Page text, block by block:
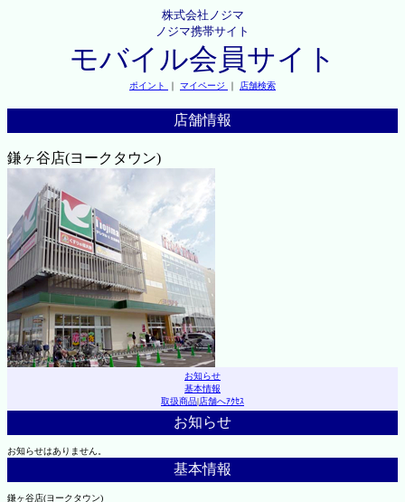
株式会社ノジマ
ノジマ携帯サイト
モバイル会員サイト
ポイント ｜ マイページ ｜ 店舗検索
店舗情報
鎌ヶ谷店(ヨークタウン)
お知らせ
基本情報
取扱商品|店舗へｱｸｾｽ
お知らせ
お知らせはありません。
基本情報
鎌ヶ谷店(ヨークタウン)